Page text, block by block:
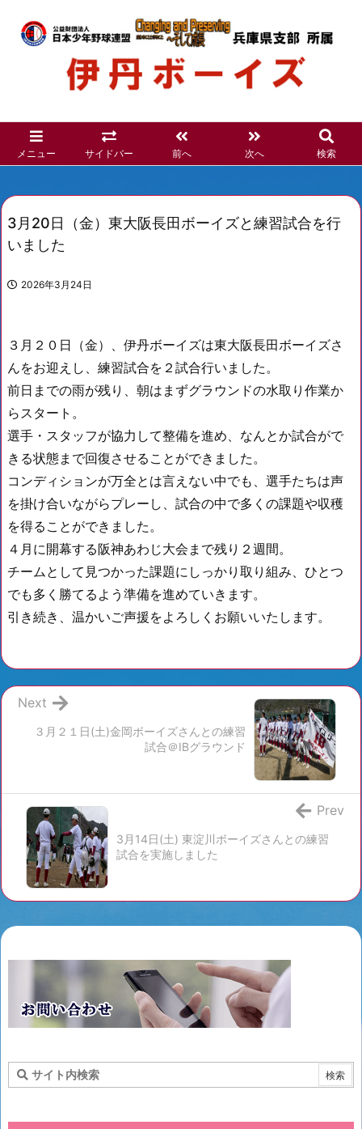
メニュー サイドバー 前へ 次へ 検索
3月20日（金）東大阪長田ボーイズと練習試合を行
いました
2026年3月24日
３月２０日（金）、伊丹ボーイズは東大阪長田ボーイズさ
んをお迎えし、練習試合を２試合行いました。
前日までの雨が残り、朝はまずグラウンドの水取り作業か
らスタート。
選手・スタッフが協力して整備を進め、なんとか試合がで
きる状態まで回復させることができました。
コンディションが万全とは言えない中でも、選手たちは声
を掛け合いながらプレーし、試合の中で多くの課題や収穫
を得ることができました。
４月に開幕する阪神あわじ大会まで残り２週間。
チームとして見つかった課題にしっかり取り組み、ひとつ
でも多く勝てるよう準備を進めていきます。
引き続き、温かいご声援をよろしくお願いいたします。
３月２１日(土)金岡ボーイズさんとの練習
試合＠IBグラウンド
Next
3月14日(土) 東淀川ボーイズさんとの練習
試合を実施しました
Prev